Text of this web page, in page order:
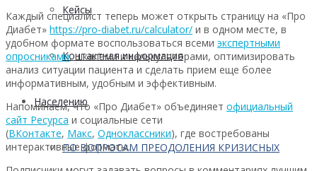
Кейсы
Контактная информация
Населению
ПО ВОПРОСАМ ПРЕОДОЛЕНИЯ КРИЗИСНЫХ
Каждый специалист теперь может открыть страницу на «Про
Диабет» https://pro-diabet.ru/calculator/ и в одном месте, в
удобном формате воспользоваться всеми экспертными
опросниками, шкалами и калькуляторами, оптимизировать
анализ ситуации пациента и сделать прием еще более
информативным, удобным и эффективным.
Напоминаем, что «Про Диабет» объединяет официальный
сайт Ресурса и социальные сети
(ВКонтакте, Макс, Одноклассники), где востребованы
интерактивные форматы.